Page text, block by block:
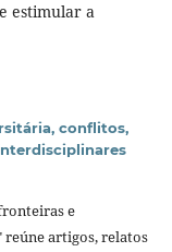
estimular a
conflitos,
e
artigos, relatos